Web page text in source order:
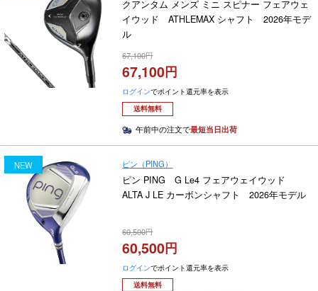
クアンタム メンズ ミニ スピナー フェアウェ
イウッド ATHLEMAX シャフト 2026年モデ
ル
67,100
67,100
ログインでポイント還元率を表示
送料無料
午前中の注文で最短当日出荷
NEW ピン（PING）
ピン PING G Le4 フェアウェイウッド
ALTA J LE カーボンシャフト 2026年モデル
60,500
60,500
ログインでポイント還元率を表示
送料無料